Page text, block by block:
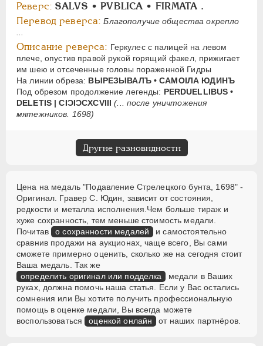
Реверс: SALVS • PVBLICA • FIRMATA .
Перевод реверса: Благополучие общества окрепло
...
Описание реверса: Геркулес с палицей на левом
плече, опустив правой рукой горящий факел, прижигает
им шею и отсеченные головы пораженной Гидры
На линии обреза: ВЫРЕЗЫВАЛЪ • САМОIЛА ЮДИНЪ
Под обрезом продолжение легенды: PERDUELLIBUS •
DELETIS | CIƆIƆCXCVIII (... после уничтожения
мятежников. 1698)
Другие разновидности
Цена на медаль "Подавление Стрелецкого бунта, 1698" -
Оригинал. Гравер С. Юдин, зависит от состояния,
редкости и металла исполнения.Чем больше тираж и
хуже сохранность, тем меньше стоимость медали.
Почитав о сохранности медалей
и самостоятельно
сравнив продажи на аукционах, чаще всего, Вы сами
сможете примерно оценить, сколько же на сегодня стоит
Ваша медаль. Так же
определить оригинал или подделка
медали в Ваших
руках, должна помочь наша статья. Если у Вас остались
сомнения или Вы хотите получить профессиональную
помощь в оценке медали, Вы всегда можете
воспользоваться оценкой онлайн от наших партнёров.